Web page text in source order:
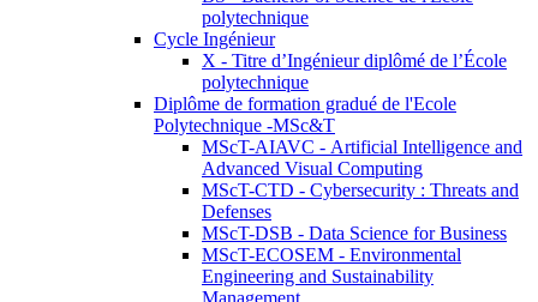
polytechnique
Cycle Ingénieur
X - Titre d’Ingénieur diplômé de l’École
polytechnique
Diplôme de formation gradué de l'Ecole
Polytechnique -MSc&T
MScT-AIAVC - Artificial Intelligence and
Advanced Visual Computing
MScT-CTD - Cybersecurity : Threats and
Defenses
MScT-DSB - Data Science for Business
MScT-ECOSEM - Environmental
Engineering and Sustainability
Management